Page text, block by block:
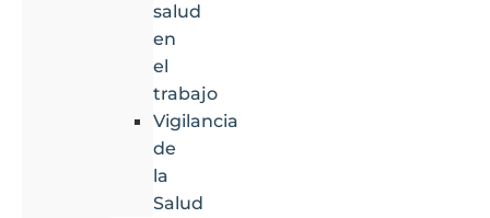
salud
en
el
trabajo
Vigilancia
de
la
Salud